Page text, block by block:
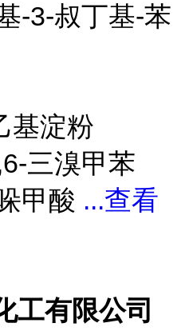
-3-叔丁基-苯
基淀粉
三溴甲苯
甲酸 ...查看
工有限公司